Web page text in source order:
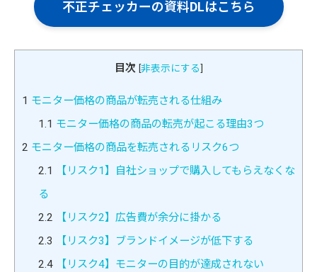
不正チェッカーの資料DLはこちら
目次 [非表示にする]
1 モニター価格の商品が転売される仕組み
1.1 モニター価格の商品の転売が起こる理由3つ
2 モニター価格の商品を転売されるリスク6つ
2.1
【リスク1】自社ショップで購入してもらえなくな
る
2.2 【リスク2】広告費が余分に掛かる
2.3 【リスク3】ブランドイメージが低下する
2.4【リスク4】モニターの目的が達成されない